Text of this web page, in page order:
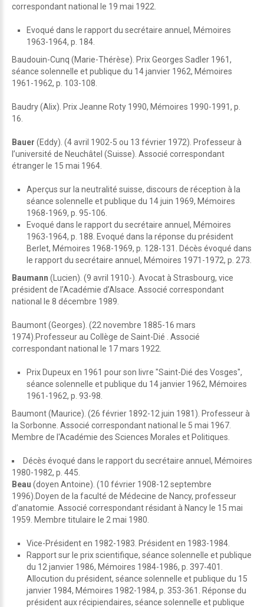
correspondant national le 19 mai 1922.
Evoqué dans le rapport du secrétaire annuel, Mémoires
1963-1964, p. 184.
Baudouin-Cunq (Marie-Thérèse). Prix Georges Sadler 1961,
séance solennelle et publique du 14 janvier 1962, Mémoires
1961-1962, p. 103-108.
Baudry (Alix). Prix Jeanne Roty 1990, Mémoires 1990-1991, p.
16.
Bauer (Eddy). (4 avril 1902-5 ou 13 février 1972). Professeur à
l’université de Neuchâtel (Suisse). Associé correspondant
étranger le 15 mai 1964.
Aperçus sur la neutralité suisse, discours de réception à la
séance solennelle et publique du 14 juin 1969, Mémoires
1968-1969, p. 95-106.
Evoqué dans le rapport du secrétaire annuel, Mémoires
1963-1964, p. 188. Evoqué dans la réponse du président
Berlet, Mémoires 1968-1969, p. 128-131. Décès évoqué dans
le rapport du secrétaire annuel, Mémoires 1971-1972, p. 273.
Baumann (Lucien). (9 avril 1910-). Avocat à Strasbourg, vice
président de l’Académie d’Alsace. Associé correspondant
national le 8 décembre 1989.
Baumont (Georges). (22 novembre 1885-16 mars
1974).Professeur au Collège de Saint-Dié . Associé
correspondant national le 17 mars 1922.
Prix Dupeux en 1961 pour son livre "Saint-Dié des Vosges",
séance solennelle et publique du 14 janvier 1962, Mémoires
1961-1962, p. 93-98.
Baumont (Maurice). (26 février 1892-12 juin 1981). Professeur à
la Sorbonne. Associé correspondant national le 5 mai 1967.
Membre de l'Académie des Sciences Morales et Politiques.
Décès évoqué dans le rapport du secrétaire annuel, Mémoires
1980-1982, p. 445.
Beau (doyen Antoine). (10 février 1908-12 septembre
1996).Doyen de la faculté de Médecine de Nancy, professeur
d’anatomie. Associé correspondant résidant à Nancy le 15 mai
1959. Membre titulaire le 2 mai 1980.
Vice-Président en 1982-1983. Président en 1983-1984.
Rapport sur le prix scientifique, séance solennelle et publique
du 12 janvier 1986, Mémoires 1984-1986, p. 397-401.
Allocution du président, séance solennelle et publique du 15
janvier 1984, Mémoires 1982-1984, p. 353-361. Réponse du
président aux récipiendaires, séance solennelle et publique